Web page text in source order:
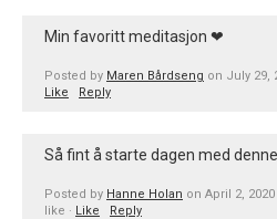
Min favoritt meditasjon ❤
Posted by Maren Bårdseng on July 29,
Like
Reply
Så fint å starte dagen med
Posted by Hanne Holan on April 2,
like · Like Reply